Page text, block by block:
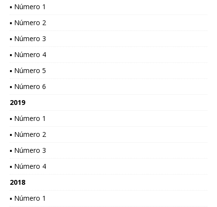
▪ Número 1
▪ Número 2
▪ Número 3
▪ Número 4
▪ Número 5
▪ Número 6
2019
▪ Número 1
▪ Número 2
▪ Número 3
▪ Número 4
2018
▪ Número 1